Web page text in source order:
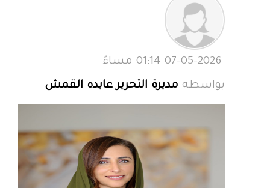
بواسطة مديرة التحرير عايده القمش